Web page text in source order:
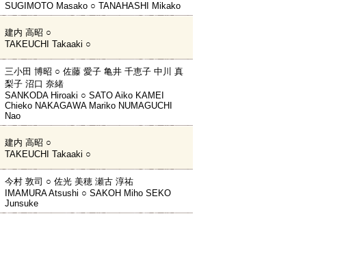
SUGIMOTO Masako ○ TANAHASHI Mikako
建内 高昭 ○
TAKEUCHI Takaaki ○
三小田 博昭 ○ 佐藤 愛子 亀井 千恵子 中川 真
梨子 沼口 奈緒
SANKODA Hiroaki ○ SATO Aiko KAMEI
Chieko NAKAGAWA Mariko NUMAGUCHI
Nao
建内 高昭 ○
TAKEUCHI Takaaki ○
今村 敦司 ○ 佐光 美穂 瀬古 淳祐
IMAMURA Atsushi ○ SAKOH Miho SEKO
Junsuke